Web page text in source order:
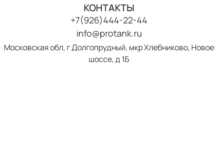
КОНТАКТЫ
+7(926)444-22-44
info@protank.ru
Московская обл, г Долгопрудный, мкр Хлебниково, Новое
шоссе, д 1Б